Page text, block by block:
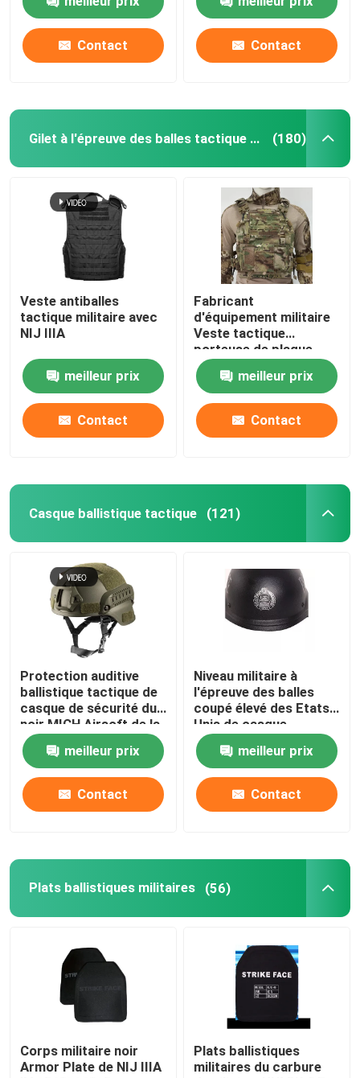
Contact Contact
Gilet à l'épreuve des balles tactique militaire (180)
Veste antiballes
tactique militaire avec
NIJ IIIA
meilleur prix
Contact
Fabricant
d'équipement militaire
Veste tactique
porteuse de plaque
anti-balles avec
normes militaires NIJ
IIIA
meilleur prix
Contact
Casque ballistique tactique (121)
Protection auditive
ballistique tactique de
casque de sécurité du
noir MICH Airsoft de la
Chine Xinxing NIJ IIIA
meilleur prix
Contact
Niveau militaire à
l'épreuve des balles
coupé élevé des Etats-
Unis de casque
ballistique rapide du
niveau IIIA Aramid
meilleur prix
Contact
Plats ballistiques militaires (56)
Corps militaire noir
Armor Plate de NIJ IIIA
Plats ballistiques
militaires du carbure